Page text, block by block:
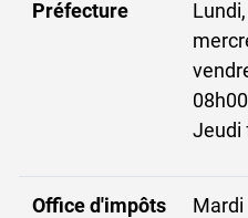
Préfecture
Jeudi
Office d'impôts
Mardi